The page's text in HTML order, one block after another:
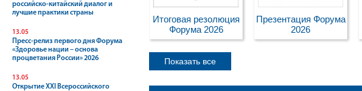
российско-китайский диалог и
лучшие практики страны
13.05
Пресс-релиз первого дня Форума
«Здоровье нации – основа
процветания России» 2026
13.05
Открытие XXI Всероссийского
Итоговая резолюция
Форума 2026
Презентация Форума
2026
Показать все